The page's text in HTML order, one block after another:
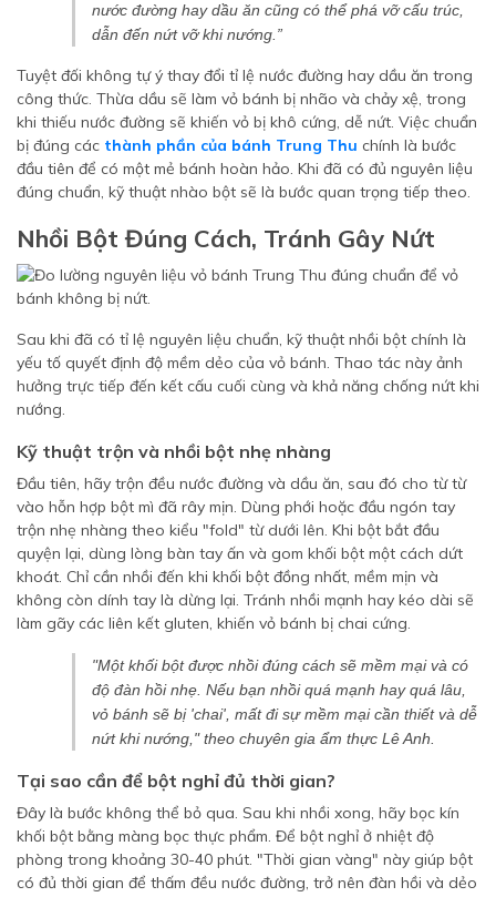
nước đường hay dầu ăn cũng có thể phá vỡ cấu trúc,
dẫn đến nứt vỡ khi nướng.”
Tuyệt đối không tự ý thay đổi tỉ lệ nước đường hay dầu ăn trong
công thức. Thừa dầu sẽ làm vỏ bánh bị nhão và chảy xệ, trong
khi thiếu nước đường sẽ khiến vỏ bị khô cứng, dễ nứt. Việc chuẩn
bị đúng các thành phần của bánh Trung Thu chính là bước
đầu tiên để có một mẻ bánh hoàn hảo. Khi đã có đủ nguyên liệu
đúng chuẩn, kỹ thuật nhào bột sẽ là bước quan trọng tiếp theo.
Nhồi Bột Đúng Cách, Tránh Gây Nứt
Sau khi đã có tỉ lệ nguyên liệu chuẩn, kỹ thuật nhồi bột chính là
yếu tố quyết định độ mềm dẻo của vỏ bánh. Thao tác này ảnh
hưởng trực tiếp đến kết cấu cuối cùng và khả năng chống nứt khi
nướng.
Kỹ thuật trộn và nhồi bột nhẹ nhàng
Đầu tiên, hãy trộn đều nước đường và dầu ăn, sau đó cho từ từ
vào hỗn hợp bột mì đã rây mịn. Dùng phới hoặc đầu ngón tay
trộn nhẹ nhàng theo kiểu "fold" từ dưới lên. Khi bột bắt đầu
quyện lại, dùng lòng bàn tay ấn và gom khối bột một cách dứt
khoát. Chỉ cần nhồi đến khi khối bột đồng nhất, mềm mịn và
không còn dính tay là dừng lại. Tránh nhồi mạnh hay kéo dài sẽ
làm gãy các liên kết gluten, khiến vỏ bánh bị chai cứng.
"Một khối bột được nhồi đúng cách sẽ mềm mại và có
độ đàn hồi nhẹ. Nếu bạn nhồi quá mạnh hay quá lâu,
vỏ bánh sẽ bị 'chai', mất đi sự mềm mại cần thiết và dễ
nứt khi nướng," theo chuyên gia ẩm thực Lê Anh.
Tại sao cần để bột nghỉ đủ thời gian?
Đây là bước không thể bỏ qua. Sau khi nhồi xong, hãy bọc kín
khối bột bằng màng bọc thực phẩm. Để bột nghỉ ở nhiệt độ
phòng trong khoảng 30-40 phút. "Thời gian vàng" này giúp bột
có đủ thời gian để thấm đều nước đường, trở nên đàn hồi và dẻo